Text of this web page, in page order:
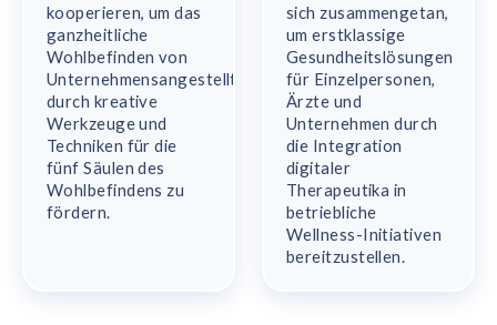
kooperieren, um das
ganzheitliche
Wohlbefinden von
Unternehmensangestellten
durch kreative
Werkzeuge und
Techniken für die
fünf Säulen des
Wohlbefindens zu
fördern.
sich zusammengetan,
um erstklassige
Gesundheitslösungen
für Einzelpersonen,
Ärzte und
Unternehmen durch
die Integration
digitaler
Therapeutika in
betriebliche
Wellness-Initiativen
bereitzustellen.